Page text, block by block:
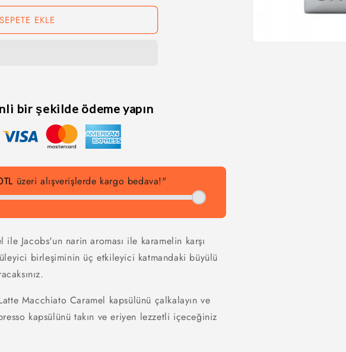
SEPETE EKLE
bir şekilde ödeme yapın
üzeri alışverişlerde kargo bedava!"
ile Jacobs'un narin aroması ile karamelin karşı
birleşiminin üç etkileyici katmandaki büyülü
Macchiato Caramel kapsülünü çalkalayın ve
kapsülünü takın ve eriyen lezzetli içeceğiniz